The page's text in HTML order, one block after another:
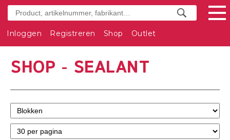
Inloggen Registreren Shop Outlet
SHOP - SEALANT